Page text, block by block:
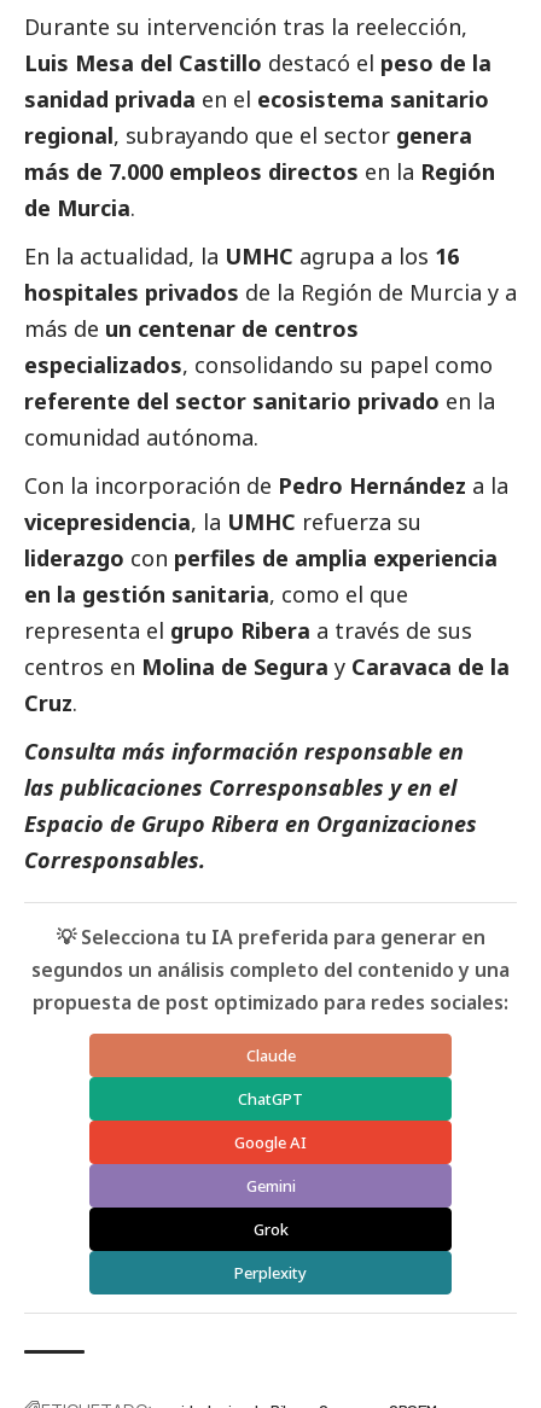
Durante su intervención tras la reelección,
Luis Mesa del Castillo destacó el peso de la
sanidad privada en el ecosistema sanitario
regional, subrayando que el sector genera
más de 7.000 empleos directos en la Región
de Murcia.
En la actualidad, la UMHC agrupa a los 16
hospitales privados de la Región de Murcia y a
más de un centenar de centros
especializados, consolidando su papel como
referente del sector sanitario privado en la
comunidad autónoma.
Con la incorporación de Pedro Hernández a la
vicepresidencia, la UMHC refuerza su
liderazgo con perfiles de amplia experiencia
en la gestión sanitaria, como el que
representa el grupo Ribera a través de sus
centros en Molina de Segura y Caravaca de la
Cruz.
Consulta más información responsable en
las publicaciones Corresponsables y en el
Espacio de Grupo Ribera en Organizaciones
Corresponsables.
💡 Selecciona tu IA preferida para generar en
segundos un análisis completo del contenido y una
propuesta de post optimizado para redes sociales:
Claude
ChatGPT
Google AI
Gemini
Grok
Perplexity